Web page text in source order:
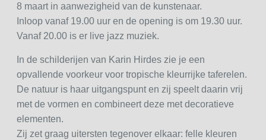
8 maart in aanwezigheid van de kunstenaar.
Inloop vanaf 19.00 uur en de opening is om 19.30 uur.
Vanaf 20.00 is er live jazz muziek.
In de schilderijen van Karin Hirdes zie je een
opvallende voorkeur voor tropische kleurrijke taferelen.
De natuur is haar uitgangspunt en zij speelt daarin vrij
met de vormen en combineert deze met decoratieve
elementen.
Zij zet graag uitersten tegenover elkaar: felle kleuren